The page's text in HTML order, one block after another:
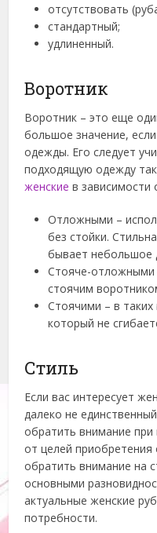
отсутствовать
стандартный;
удлиненный.
Воротник
Воротник – это еще
большое значение,
одежды. Его следует
подходящую одежду
женские в
Отложными –
без стойки.
бывает небольшое
Стояче-отложными
стоячим
Стоячими – в
который не
Стиль
Если вас интересует
далеко не
обратить внимание
от целей
обратить внимание на
основными
актуальные женские
потребности.